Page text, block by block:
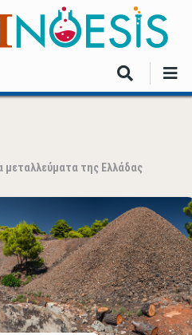
μεταλλεύματα της Ελλάδας